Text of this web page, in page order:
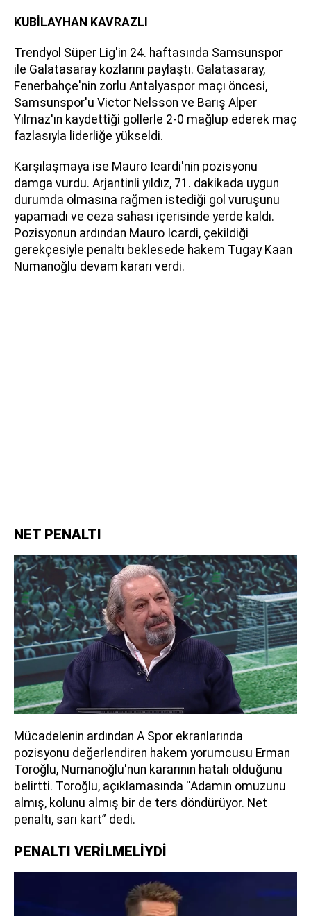
KUBİLAYHAN KAVRAZLI
Trendyol Süper Lig'in 24. haftasında Samsunspor
ile Galatasaray kozlarını paylaştı. Galatasaray,
Fenerbahçe'nin zorlu Antalyaspor maçı öncesi,
Samsunspor'u Victor Nelsson ve Barış Alper
Yılmaz'ın kaydettiği gollerle 2-0 mağlup ederek maç
fazlasıyla liderliğe yükseldi.
Karşılaşmaya ise Mauro Icardi'nin pozisyonu
damga vurdu. Arjantinli yıldız, 71. dakikada uygun
durumda olmasına rağmen istediği gol vuruşunu
yapamadı ve ceza sahası içerisinde yerde kaldı.
Pozisyonun ardından Mauro Icardi, çekildiği
gerekçesiyle penaltı beklesede hakem Tugay Kaan
Numanoğlu devam kararı verdi.
NET PENALTI
Mücadelenin ardından A Spor ekranlarında
pozisyonu değerlendiren hakem yorumcusu Erman
Toroğlu, Numanoğlu'nun kararının hatalı olduğunu
belirtti. Toroğlu, açıklamasında ''Adamın omuzunu
almış, kolunu almış bir de ters döndürüyor. Net
penaltı, sarı kart” dedi.
PENALTI VERİLMELİYDİ